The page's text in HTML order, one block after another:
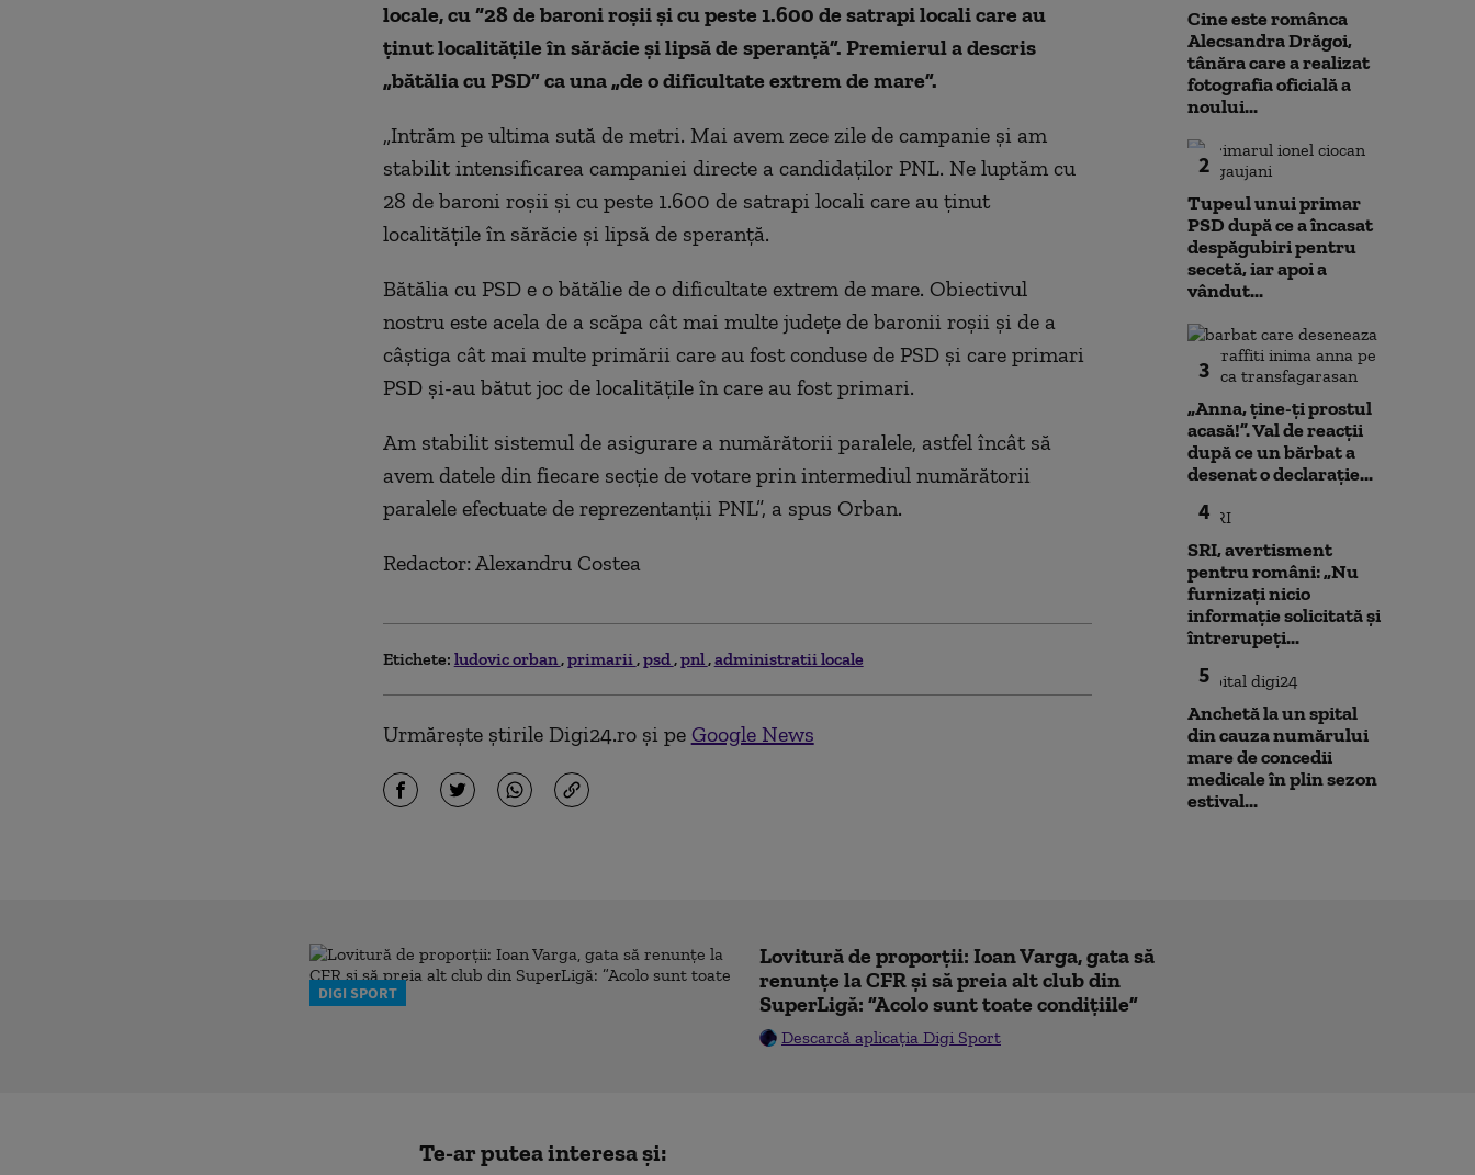
locale, cu “28 de baroni roșii și cu peste 1.600 de satrapi locali care au
ținut localitățile în sărăcie și lipsă de speranță”. Premierul a descris
„bătălia cu PSD” ca una „de o dificultate extrem de mare”.
„Intrăm pe ultima sută de metri. Mai avem zece zile de campanie și am
stabilit intensificarea campaniei directe a candidaților PNL. Ne luptăm cu
28 de baroni roșii și cu peste 1.600 de satrapi locali care au ținut
localitățile în sărăcie și lipsă de speranță.
Bătălia cu PSD e o bătălie de o dificultate extrem de mare. Obiectivul
nostru este acela de a scăpa cât mai multe județe de baronii roșii și de a
câștiga cât mai multe primării care au fost conduse de PSD și care primari
PSD și-au bătut joc de localitățile în care au fost primari.
Am stabilit sistemul de asigurare a numărătorii paralele, astfel încât să
avem datele din fiecare secție de votare prin intermediul numărătorii
paralele efectuate de reprezentanții PNL”, a spus Orban.
Redactor: Alexandru Costea
Etichete: ludovic orban primarii psd pnl administratii locale
Urmărește știrile Digi24.ro și pe Google News
Cine este românca
Alecsandra Drăgoi,
tânăra care a realizat
fotografia oficială a
noului...
2
Tupeul unui primar
PSD după ce a încasat
despăgubiri pentru
secetă, iar apoi a
vândut...
3
„Anna, ţine-ţi prostul
acasă!”. Val de reacții
după ce un bărbat a
desenat o declarație...
4
SRI, avertisment
pentru români: „Nu
furnizați nicio
informație solicitată și
întrerupeți...
5
Anchetă la un spital
din cauza numărului
mare de concedii
medicale în plin sezon
estival...
DIGI SPORT
Lovitură de proporții: Ioan Varga, gata să
renunțe la CFR și să preia alt club din
SuperLigă: ”Acolo sunt toate condițiile”
Descarcă aplicația Digi Sport
Te-ar putea interesa și: